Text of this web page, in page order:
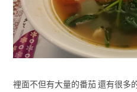
裡面不但有大量的番茄 還有很多